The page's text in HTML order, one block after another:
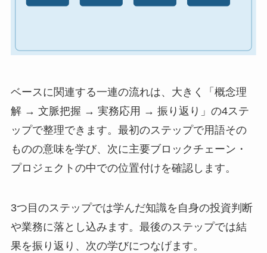
ベースに関連する一連の流れは、大きく「概念理
解 → 文脈把握 → 実務応用 → 振り返り」の4ステ
ップで整理できます。最初のステップで用語その
ものの意味を学び、次に主要ブロックチェーン・
プロジェクトの中での位置付けを確認します。
3つ目のステップでは学んだ知識を自身の投資判断
や業務に落とし込みます。最後のステップでは結
果を振り返り、次の学びにつなげます。